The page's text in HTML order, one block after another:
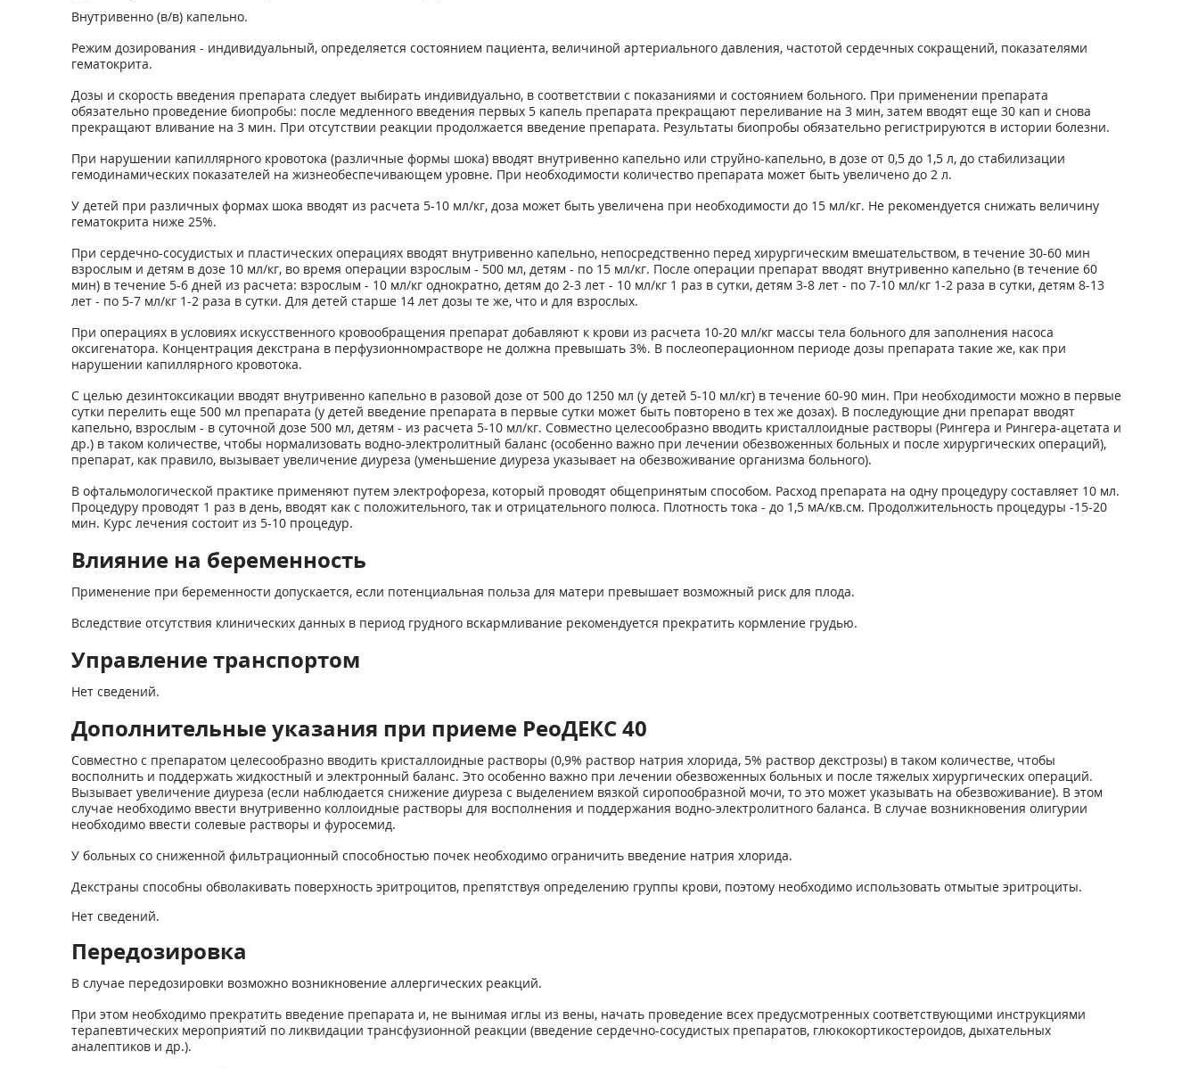
Внутривенно (в/в) капельно.
Режим дозирования - индивидуальный, определяется состоянием пациента, величиной артериального давления, частотой сердечных сокращений, показателями
гематокрита.
Дозы и скорость введения препарата следует выбирать индивидуально, в соответствии с показаниями и состоянием больного. При применении препарата
обязательно проведение биопробы: после медленного введения первых 5 капель препарата прекращают переливание на 3 мин, затем вводят еще 30 кап и снова
прекращают вливание на 3 мин. При отсутствии реакции продолжается введение препарата. Результаты биопробы обязательно регистрируются в истории болезни.
При нарушении капиллярного кровотока (различные формы шока) вводят внутривенно капельно или струйно-капельно, в дозе от 0,5 до 1,5 л, до стабилизации
гемодинамических показателей на жизнеобеспечивающем уровне. При необходимости количество препарата может быть увеличено до 2 л.
У детей при различных формах шока вводят из расчета 5-10 мл/кг, доза может быть увеличена при необходимости до 15 мл/кг. Не рекомендуется снижать величину
гематокрита ниже 25%.
При сердечно-сосудистых и пластических операциях вводят внутривенно капельно, непосредственно перед хирургическим вмешательством, в течение 30-60 мин
взрослым и детям в дозе 10 мл/кг, во время операции взрослым - 500 мл, детям - по 15 мл/кг. После операции препарат вводят внутривенно капельно (в течение 60
мин) в течение 5-6 дней из расчета: взрослым - 10 мл/кг однократно, детям до 2-3 лет - 10 мл/кг 1 раз в сутки, детям 3-8 лет - по 7-10 мл/кг 1-2 раза в сутки, детям 8-13
лет - по 5-7 мл/кг 1-2 раза в сутки. Для детей старше 14 лет дозы те же, что и для взрослых.
При операциях в условиях искусственного кровообращения препарат добавляют к крови из расчета 10-20 мл/кг массы тела больного для заполнения насоса
оксигенатора. Концентрация декстрана в перфузионномрастворе не должна превышать 3%. В послеоперационном периоде дозы препарата такие же, как при
нарушении капиллярного кровотока.
С целью дезинтоксикации вводят внутривенно капельно в разовой дозе от 500 до 1250 мл (у детей 5-10 мл/кг) в течение 60-90 мин. При необходимости можно в первые
сутки перелить еще 500 мл препарата (у детей введение препарата в первые сутки может быть повторено в тех же дозах). В последующие дни препарат вводят
капельно, взрослым - в суточной дозе 500 мл, детям - из расчета 5-10 мл/кг. Совместно целесообразно вводить кристаллоидные растворы (Рингера и Рингера-ацетата и
др.) в таком количестве, чтобы нормализовать водно-электролитный баланс (особенно важно при лечении обезвоженных больных и после хирургических операций),
препарат, как правило, вызывает увеличение диуреза (уменьшение диуреза указывает на обезвоживание организма больного).
В офтальмологической практике применяют путем электрофореза, который проводят общепринятым способом. Расход препарата на одну процедуру составляет 10 мл.
Процедуру проводят 1 раз в день, вводят как с положительного, так и отрицательного полюса. Плотность тока - до 1,5 мА/кв.см. Продолжительность процедуры -15-20
мин. Курс лечения состоит из 5-10 процедур.
Влияние на беременность
Применение при беременности допускается, если потенциальная польза для матери превышает возможный риск для плода.
Вследствие отсутствия клинических данных в период грудного вскармливание рекомендуется прекратить кормление грудью.
Управление транспортом
Нет сведений.
Дополнительные указания при приеме РеоДЕКС 40
Совместно с препаратом целесообразно вводить кристаллоидные растворы (0,9% раствор натрия хлорида, 5% раствор декстрозы) в таком количестве, чтобы
восполнить и поддержать жидкостный и электронный баланс. Это особенно важно при лечении обезвоженных больных и после тяжелых хирургических операций.
Вызывает увеличение диуреза (если наблюдается снижение диуреза с выделением вязкой сиропообразной мочи, то это может указывать на обезвоживание). В этом
случае необходимо ввести внутривенно коллоидные растворы для восполнения и поддержания водно-электролитного баланса. В случае возникновения олигурии
необходимо ввести солевые растворы и фуросемид.
У больных со сниженной фильтрационный способностью почек необходимо ограничить введение натрия хлорида.
Декстраны способны обволакивать поверхность эритроцитов, препятствуя определению группы крови, поэтому необходимо использовать отмытые эритроциты.
Нет сведений.
Передозировка
В случае передозировки возможно возникновение аллергических реакций.
При этом необходимо прекратить введение препарата и, не вынимая иглы из вены, начать проведение всех предусмотренных соответствующими инструкциями
терапевтических мероприятий по ликвидации трансфузионной реакции (введение сердечно-сосудистых препаратов, глюкокортикостероидов, дыхательных
аналептиков и др.).